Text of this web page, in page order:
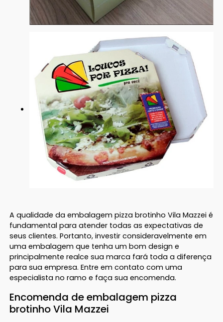
A qualidade da embalagem pizza brotinho Vila Mazzei é
fundamental para atender todas as expectativas de
seus clientes. Portanto, investir consideravelmente em
uma embalagem que tenha um bom design e
principalmente realce sua marca fará toda a diferença
para sua empresa. Entre em contato com uma
especialista no ramo e faça sua encomenda.
Encomenda de embalagem pizza
brotinho Vila Mazzei